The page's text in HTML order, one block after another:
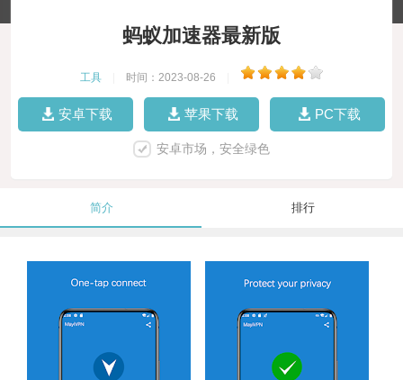
蚂蚁加速器最新版
工具 时间：2023-08-26
安卓下载 苹果下载 PC下载
安卓市场，安全绿色
简介 排行